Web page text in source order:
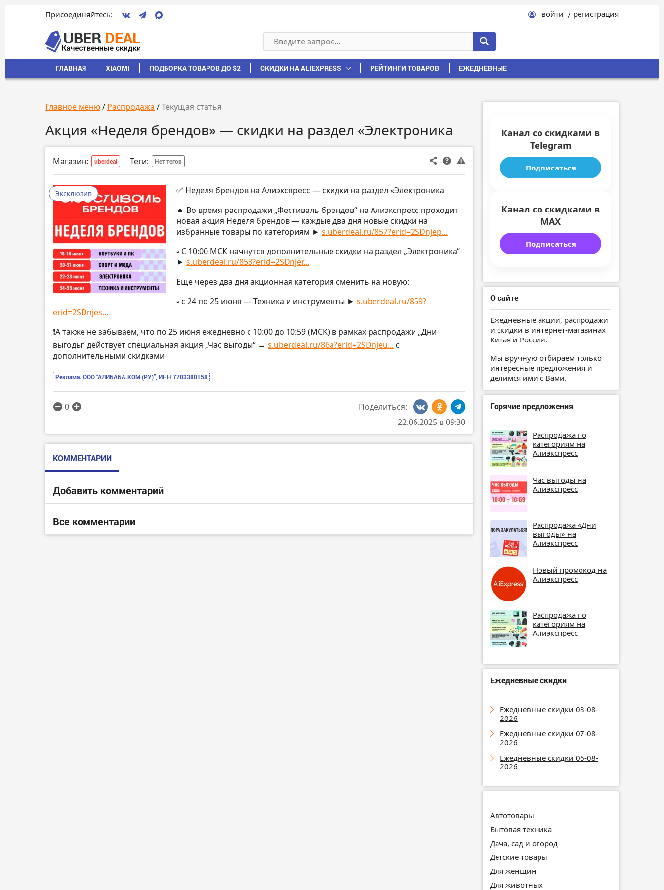
Присоединяйтесь: войти регистрация
ГЛАВНАЯ XIAOMI ПОДБОРКА ТОВАРОВ ДО $2 СКИДКИ НА ALIEXPRESS РЕЙТИНГИ ТОВАРОВ ЕЖЕДНЕВНЫЕ
Главное меню/ Распродажа /Текущая статья
Акция «Неделя брендов» — скидки на раздел «Электроника
Магазин: uberdeal Теги: Нет тегов
Эксклюзив
✅ Неделя брендов на Алиэкспресс — скидки на раздел «Электроника
🔸 Во время распродажи „Фестиваль брендов“ на Алиэкспресс проходит
новая акция Неделя брендов — каждые два дня новые скидки на
избранные товары по категориям ► s.uberdeal.ru/857?erid=2SDnjep...
▫️ С 10:00 МСК начнутся дополнительные скидки на раздел „Электроника“
► s.uberdeal.ru/858?erid=2SDnjer...
Еще через два дня акционная категория сменить на новую:
▫️ с 24 по 25 июня — Техника и инструменты ► s.uberdeal.ru/859?
erid=2SDnjes...
❗А также не забываем, что по 25 июня ежедневно с 10:00 до 10:59 (МСК) в рамках распродажи „Дни
выгоды“ действует специальная акция „Час выгоды“ → s.uberdeal.ru/86a?erid=2SDnjeu... с
дополнительными скидками
Реклама. ООО “АЛИБАБА.КОМ (РУ)”, ИНН 7703380158
0
Поделиться:
22.06.2025 в 09:30
КОММЕНТАРИИ
Добавить комментарий
Все комментарии
Канал со скидками в
Telegram
Подписаться
Канал со скидками в
MAX
Подписаться
О сайте
Ежедневные акции, распродажи
и скидки в интернет-магазинах
Китая и России.
Мы вручную отбираем только
интересные предложения и
делимся ими с Вами.
Горячие предложения
Распродажа по
категориям на
Алиэкспресс
Час выгоды на
Алиэкспресс
Распродажа «Дни
выгоды» на
Алиэкспресс
Новый промокод на
Алиэкспресс
Распродажа по
категориям на
Алиэкспресс
Ежедневные скидки
Ежедневные скидки 08-08-
2026
Ежедневные скидки 07-08-
2026
Ежедневные скидки 06-08-
2026
Автотовары
Бытовая техника
Дача, сад и огород
Детские товары
Для женщин
Для животных